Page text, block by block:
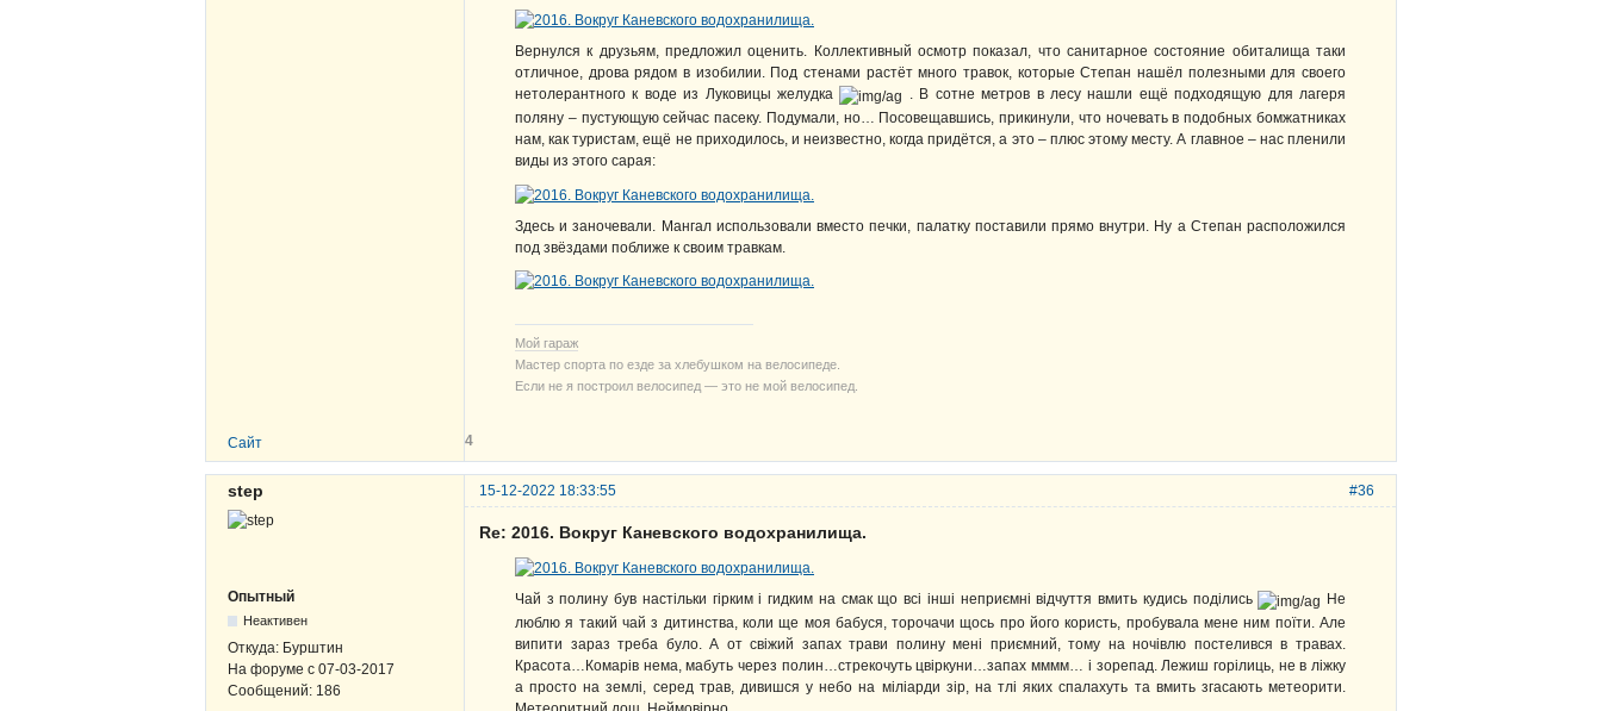
Вернулся к друзьям, предложил оценить. Коллективный осмотр показал, что санитарное состояние обиталища таки
отличное, дрова рядом в изобилии. Под стенами растёт много травок, которые Степан нашёл полезными для своего
нетолерантного к воде из Луковицы желудка
. В сотне метров в лесу нашли ещё подходящую для лагеря
поляну – пустующую сейчас пасеку. Подумали, но… Посовещавшись, прикинули, что ночевать в подобных бомжатниках
нам, как туристам, ещё не приходилось, и неизвестно, когда придётся, а это – плюс этому месту. А главное – нас пленили
виды из этого сарая:
Здесь и заночевали. Мангал использовали вместо печки, палатку поставили прямо внутри. Ну а Степан расположился
под звёздами поближе к своим травкам.
Мой гараж
Мастер спорта по езде за хлебушком на велосипеде.
Если не я построил велосипед — это не мой велосипед.
Сайт 4
#36
step 15-12-2022 18:33:55
Опытный
Неактивен
Откуда: Бурштин
На форуме с 07-03-2017
Сообщений: 186
Re: 2016. Вокруг Каневского водохранилища.
Чай з полину був настільки гірким і гидким на смак що всі інші неприємні відчуття вмить кудись поділись
Не
люблю я такий чай з дитинства, коли ще моя бабуся, торочачи щось про його користь, пробувала мене ним поїти. Але
випити зараз треба було. А от свіжий запах трави полину мені приємний, тому на ночівлю постелився в травах.
Красота…Комарів нема, мабуть через полин…стрекочуть цвіркуни…запах мммм… і зорепад. Лежиш горілиць, не в ліжку
а просто на землі, серед трав, дивишся у небо на міліарди зір, на тлі яких спалахуть та вмить згасають метеорити.